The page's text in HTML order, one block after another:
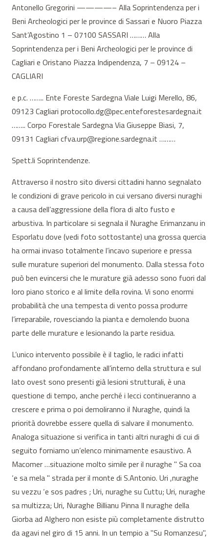
Antonello Gregorini ————– Alla Soprintendenza per i
Beni Archeologici per le province di Sassari e Nuoro Piazza
Sant’Agostino 1 – 07100 SASSARI ……… Alla
Soprintendenza per i Beni Archeologici per le province di
Cagliari e Oristano Piazza Indipendenza, 7 – 09124 –
CAGLIARI
e p.c. …….. Ente Foreste Sardegna Viale Luigi Merello, 86,
09123 Cagliari protocollo.dg@pec.enteforestesardegna.it
…….. Corpo Forestale Sardegna Via Giuseppe Biasi, 7,
09131 Cagliari cfva.urp@regione.sardegna.it ………
Spett.li Soprintendenze.
Attraverso il nostro sito diversi cittadini hanno segnalato
le condizioni di grave pericolo in cui versano diversi nuraghi
a causa dell’aggressione della flora di alto fusto e
arbustiva. In particolare si segnala il Nuraghe Erimanzanu in
Esporlatu dove (vedi foto sottostante) una grossa quercia
ha ormai invaso totalmente l’incavo superiore e pressa
sulle murature superiori del monumento. Dalla stessa foto
può ben evincersi che le murature già adesso sono fuori dal
loro piano storico e al limite della rovina. Vi sono enormi
probabilità che una tempesta di vento possa produrre
l’irreparabile, rovesciando la pianta e demolendo buona
parte delle murature e lesionando la parte residua.
L’unico intervento possibile è il taglio, le radici infatti
affondano profondamente all’interno della struttura e sul
lato ovest sono presenti già lesioni strutturali, è una
questione di tempo, anche perché i lecci continueranno a
crescere e prima o poi demoliranno il Nuraghe, quindi la
priorità dovrebbe essere quella di salvare il monumento.
Analoga situazione si verifica in tanti altri nuraghi di cui di
seguito forniamo un’elenco minimamente esaustivo. A
Macomer …situazione molto simile per il nuraghe " Sa coa
‘e sa mela " strada per il monte di S.Antonio. Uri ,nuraghe
su vezzu ‘e sos padres ; Uri, nuraghe su Cuttu; Uri, nuraghe
sa multizza; Uri, Nuraghe Billianu Pinna Il nuraghe della
Giorba ad Alghero non esiste più completamente distrutto
da agavi nel giro di 15 anni. In un tempio a "Su Romanzesu",